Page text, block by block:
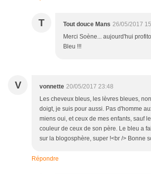
T Tout douce Mans 26/05/2017
Merci Soène... aujourd'hui
Bleu !!!
V vonnette 20/05/2017 23:48
Les cheveux bleus, les lèvres bleues,
doigt, je suis pour aussi. Pas d'homme
miens oui, et ceux de mes enfants, sauf
couleur de ceux de son père. Le bleu a
sur la blogosphère, super !<br /> Bonne
Répondre